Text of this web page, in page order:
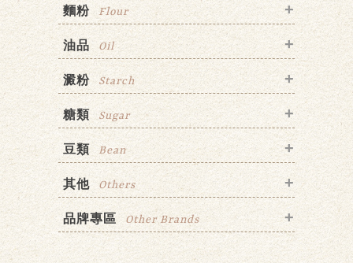
麵粉 Flour
油品 Oil
澱粉 Starch
糖類 Sugar
豆類 Bean
其他 Others
品牌專區 Other Brands